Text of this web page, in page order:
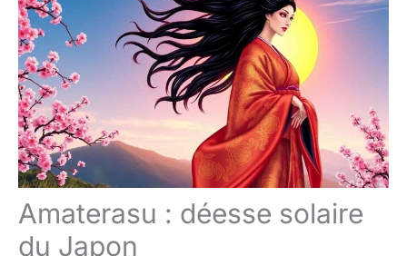
Amaterasu : déesse solaire
du Japon